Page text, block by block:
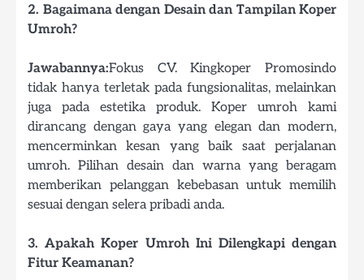
2. Bagaimana dengan Desain dan Tampilan Koper
Umroh?
Jawabannya:Fokus CV. Kingkoper Promosindo
tidak hanya terletak pada fungsionalitas, melainkan
juga pada estetika produk. Koper umroh kami
dirancang dengan gaya yang elegan dan modern,
mencerminkan kesan yang baik saat perjalanan
umroh. Pilihan desain dan warna yang beragam
memberikan pelanggan kebebasan untuk memilih
sesuai dengan selera pribadi anda.
3. Apakah Koper Umroh Ini Dilengkapi dengan
Fitur Keamanan?